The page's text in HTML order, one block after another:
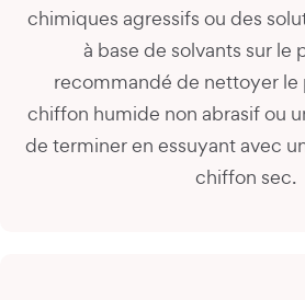
chimiques agressifs ou des
à base de solvants sur le
recommandé de nettoyer le
chiffon humide non abrasif ou
de terminer en essuyant avec
chiffon sec.